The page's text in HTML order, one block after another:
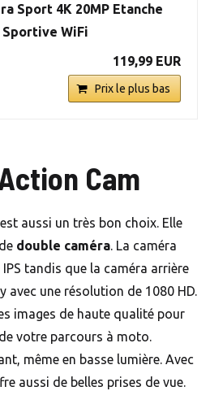
Sport 4K 20MP Etanche
Sportive WiFi
119,99 EUR
Prix le plus bas
Cam
aussi un très bon choix. Elle
double caméra. La caméra
tandis que la caméra arrière
avec une résolution de 1080 HD.
images de haute qualité pour
votre parcours à moto.
même en basse lumière. Avec
aussi de belles prises de vue.